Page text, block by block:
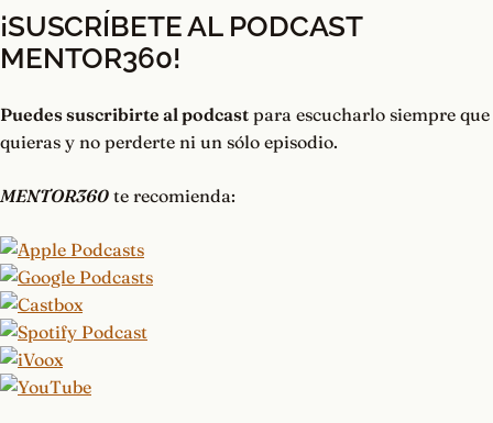
¡SUSCRÍBETE AL PODCAST
MENTOR360!
Puedes suscribirte al podcast para escucharlo siempre que
quieras y no perderte ni un sólo episodio.
MENTOR360 te recomienda: